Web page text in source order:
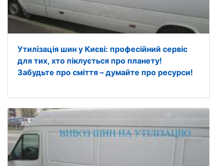
Утилізація шин у Києві: професійний сервіс
для тих, хто піклується про планету!
Забудьте про сміття – думайте про ресурси!